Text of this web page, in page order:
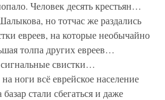
Человек десять крестьян…
но тотчас же раздались
евреев, на которые необычайно
толпа других евреев…
свистки…
ноги всё еврейское население
стали сбегаться и даже